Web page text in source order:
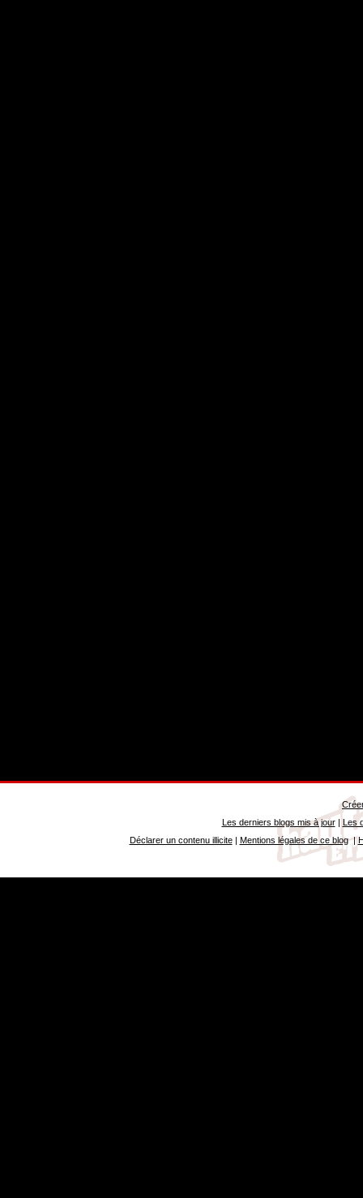
Les derniers blogs mis à jour| Les
Déclarer un contenu illicite| Mentions légales de ce blog|